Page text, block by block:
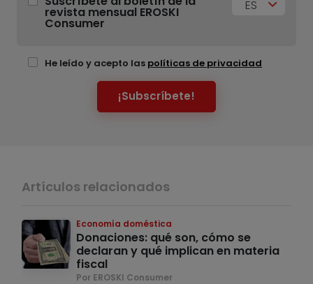
revista mensual EROSKI
Consumer
ES
He leído y acepto las políticas de privacidad
¡Subscríbete!
Artículos relacionados
Economía doméstica
Donaciones: qué son, cómo se
declaran y qué implican en materia
fiscal
Por EROSKI Consumer